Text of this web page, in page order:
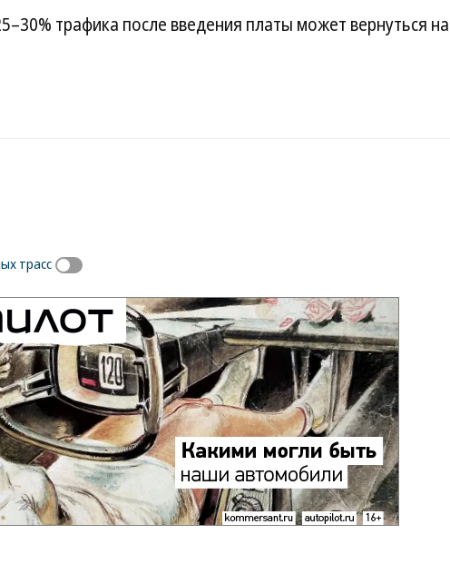
трафика после введения платы может вернуться на
трасс